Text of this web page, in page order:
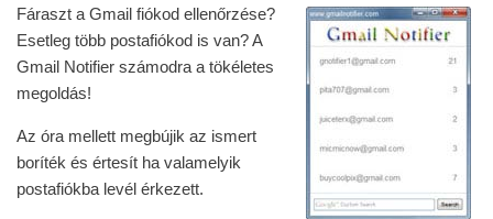
Fáraszt a Gmail fiókod ellenőrzése?
Esetleg több postafiókod is van? A
Gmail Notifier számodra a tökéletes
megoldás!
Az óra mellett megbújik az ismert
boríték és értesít ha valamelyik
postafiókba levél érkezett.